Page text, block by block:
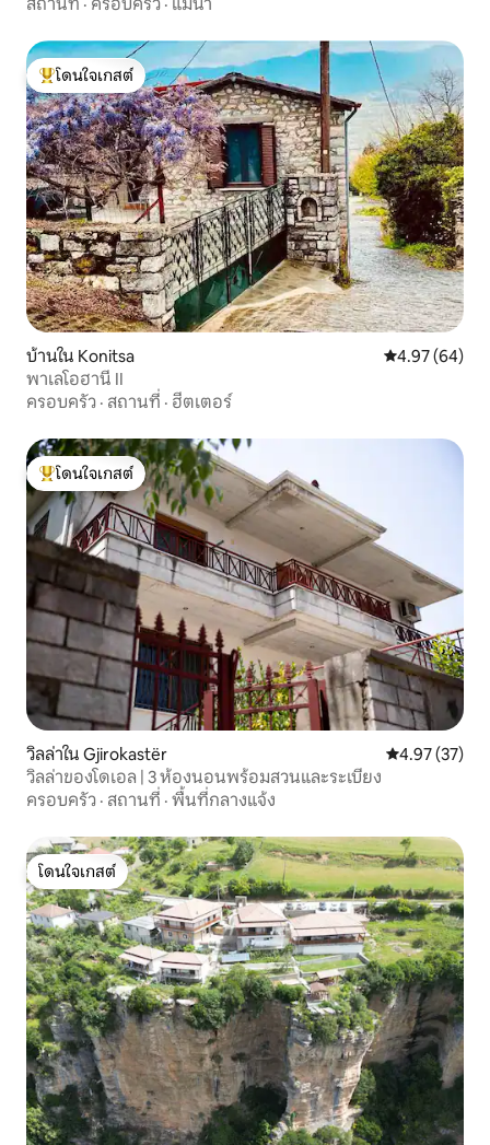
สถานที่ · ครอบครัว · แม่น้ำ
โดนใจเกสต์ที่สุด
โดนใจเกสต์
บ้านใน Konitsa คะแนนเฉลี่ย
4.97 (64)
พาเลโอฮานี II
ครอบครัว · สถานที่ · ฮีตเตอร์
โดนใจเกสต์ที่สุด
โดนใจเกสต์
วิลล่าใน Gjirokastër คะแนนเฉลี่ย
4.97 (37)
วิลล่าของโดเอล | 3 ห้องนอนพร้อมสวนและระเบียง
ครอบครัว · สถานที่ · พื้นที่กลางแจ้ง
โดนใจเกสต์
โดนใจเกสต์